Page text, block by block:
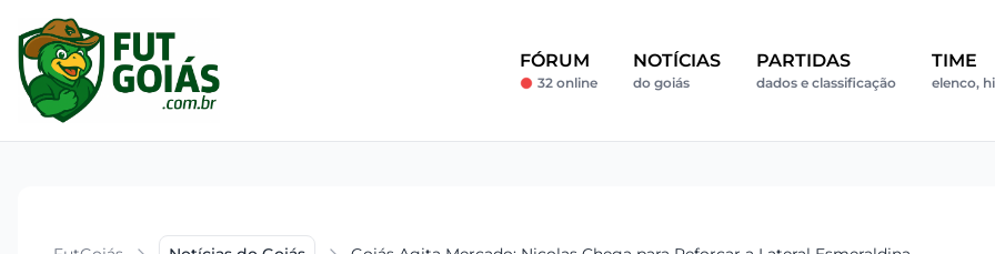
FÓRUM
32 online
NOTÍCIAS
do goiás
PARTIDAS
dados e classificação
TIME
elenco,